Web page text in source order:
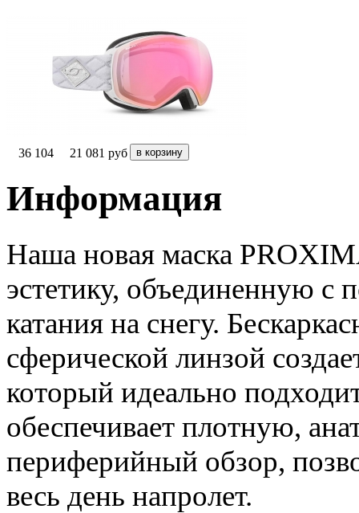
36 104 21 081 руб
Информация
Наша новая маска
эстетику, объединенную с
катания на снегу.
сферической линзой
который идеально
обеспечивает плотную,
периферийный обзор,
весь день напролет.